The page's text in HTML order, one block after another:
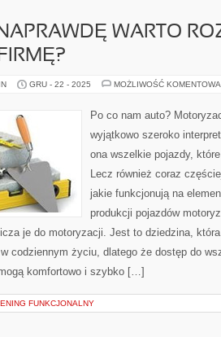
WARTO
GRU - 22 - 2025 MOŻLIWOŚĆ
Po co nam auto?
wyjątkowo szeroko
ona wszelkie pojazdy,
Lecz również coraz
jakie funkcjonują na
produkcji pojazdów
je do motoryzacji. Jest to dziedzina,
codziennym życiu, dlatego że dostęp do
komfortowo i szybko […]
FUNKCJONALNY